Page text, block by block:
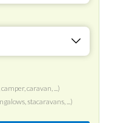
caravan, ...)
stacaravans, ...)